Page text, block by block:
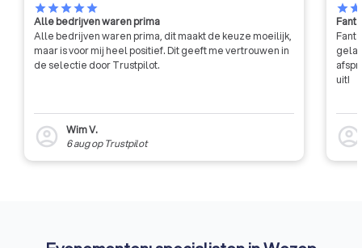
starstarstarstarstar
Alle bedrijven waren prima
Alle bedrijven waren prima, dit maakt de keuze moeilijk,
maar is voor mij heel positief. Dit geeft me vertrouwen in
de selectie door Trustpilot.
account_circle
Wim V.
6 augop Trustpilot
starstar
uit!
account_circle